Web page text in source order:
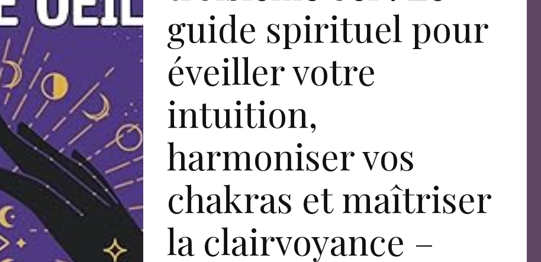
guide spirituel pour
éveiller votre
intuition,
harmoniser vos
chakras et maîtriser
la clairvoyance –